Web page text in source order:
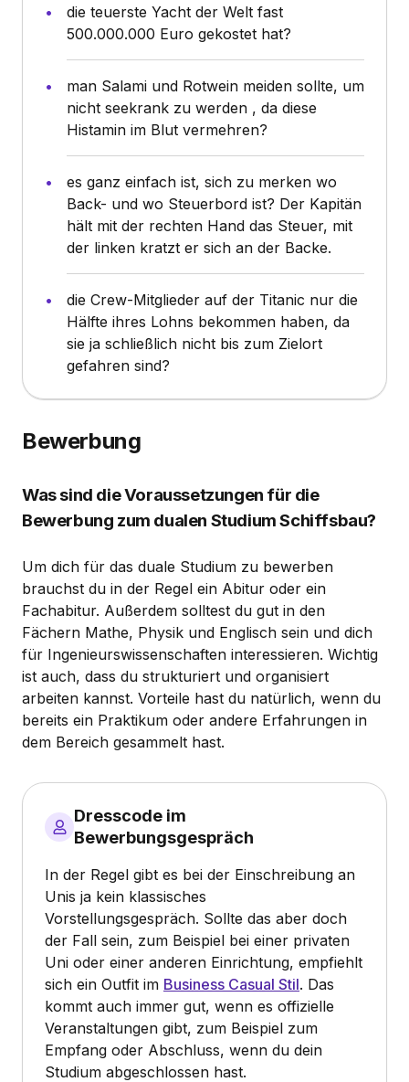
die teuerste Yacht der Welt fast
500.000.000 Euro gekostet hat?
man Salami und Rotwein meiden sollte, um
nicht seekrank zu werden , da diese
Histamin im Blut vermehren?
es ganz einfach ist, sich zu merken wo
Back- und wo Steuerbord ist? Der Kapitän
hält mit der rechten Hand das Steuer, mit
der linken kratzt er sich an der Backe.
die Crew-Mitglieder auf der Titanic nur die
Hälfte ihres Lohns bekommen haben, da
sie ja schließlich nicht bis zum Zielort
gefahren sind?
Bewerbung
Was sind die Voraussetzungen für die
Bewerbung zum dualen Studium Schiffsbau?
Um dich für das duale Studium zu bewerben
brauchst du in der Regel ein Abitur oder ein
Fachabitur. Außerdem solltest du gut in den
Fächern Mathe, Physik und Englisch sein und dich
für Ingenieurswissenschaften interessieren. Wichtig
ist auch, dass du strukturiert und organisiert
arbeiten kannst. Vorteile hast du natürlich, wenn du
bereits ein Praktikum oder andere Erfahrungen in
dem Bereich gesammelt hast.
Dresscode im
Bewerbungsgespräch
In der Regel gibt es bei der Einschreibung an
Unis ja kein klassisches
Vorstellungsgespräch. Sollte das aber doch
der Fall sein, zum Beispiel bei einer privaten
Uni oder einer anderen Einrichtung, empfiehlt
sich ein Outfit im Business Casual Stil. Das
kommt auch immer gut, wenn es offizielle
Veranstaltungen gibt, zum Beispiel zum
Empfang oder Abschluss, wenn du dein
Studium abgeschlossen hast.